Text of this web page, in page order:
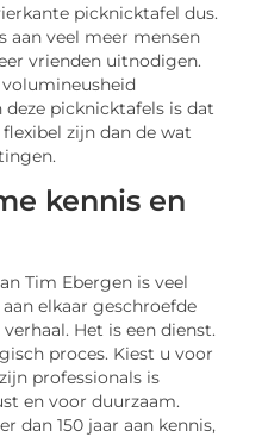
picknicktafel dus.
aan veel meer mensen
vrienden uitnodigen.
volumineusheid
deze picknicktafels is dat
zijn dan de wat
kennis en
Tim Ebergen is veel
elkaar geschroefde
Het is een dienst.
proces. Kiest u voor
professionals is
en voor duurzaam.
dan 150 jaar aan kennis,